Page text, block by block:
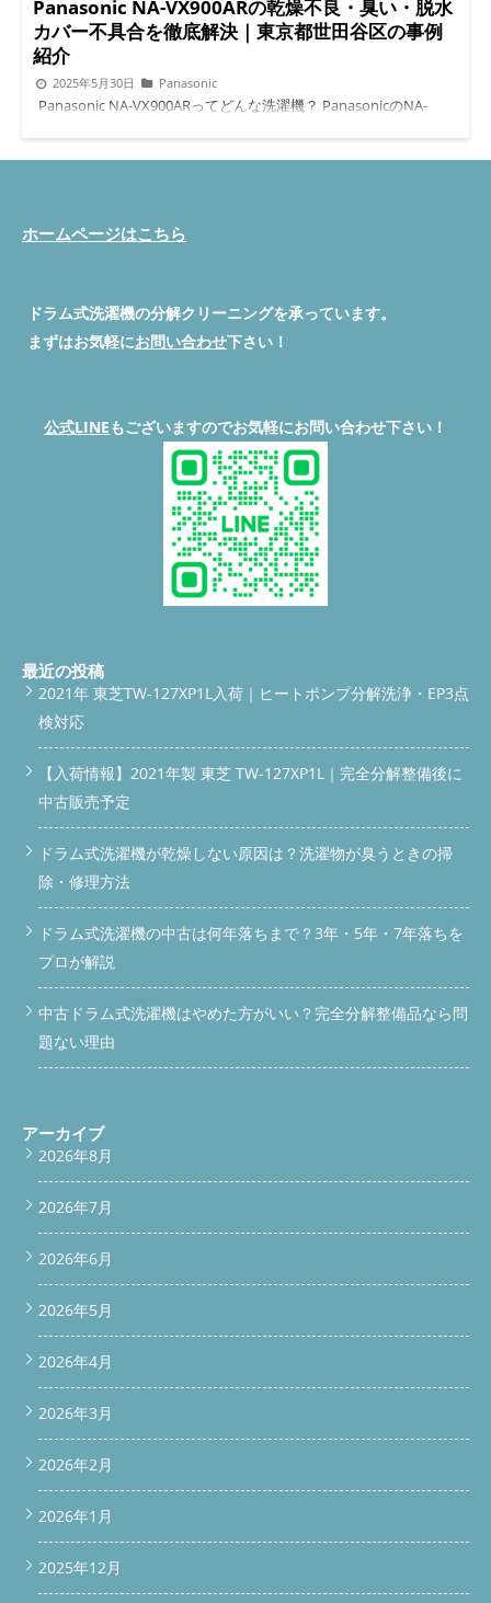
Panasonic NA-VX900ARの乾燥不良・臭い・脱水
カバー不具合を徹底解決｜東京都世田谷区の事例
紹介
2025年5月30日 Panasonic
Panasonic NA-VX900ARってどんな洗濯機？ PanasonicのNA-
とのご相談を受けた事例をご紹介します。特にこの型番で起きや
でした： ダクトの詰まり（ホコリの蓄積） フィルター部分に風
が通っていない 脱水カバーの劣化による動作不良 この3点をしっ
かりクリーニング・部品交換することで、乾燥力が元通りに復
社ブログ記事をご覧になってホームページからご連絡くださいま
した。 お写真と症状をメールでお送りいただき、こちらで事前
にチェックしたところ、脱水カバーの不具合が疑われたため部品
のお見積りを先にご案内。 事前診断があることで、お客様にも
「当日どうなるか不安」という気持ちを減らしていただけます。
作業前の状態をチェック｜乾燥ができず臭いも発生 現地での確
認では、下記のような状態でした： 乾燥フィルターは掃除して
も風がほとんど出ていない ダクト内部に大量のホコリが詰まっ
ている ドラム槽内から湿ったような生乾き臭 脱水カバーが破損
し、うまく排水できていない状態 これでは乾燥どころか、洗濯
いただけます： 洗濯機本体 ダクト埃詰まり ダクト内はホコリが
ぎっしり。これでは温風が通らず、乾燥できないのも当然です。
カバーダクト内部埃詰まり 内部はホコリの塊がびっしり。乾燥
中の焦げ臭さや効きの悪さの原因です。 ダクト清掃後 詰まりを
すべて除去し、内部までピカピカに。風の通り道が復活しまし
た！ 脱水カバー不具合箇所 カバーに破損が見られ、脱水のバラ
ンスが崩れやすくなっていました。これが臭いの元にも。 脱水
カバー交換前 脱水カバー交換後 新品の脱水カバーに交換。安定
して水が排出されるようになり、異音や臭いも解消です。 脱水
カバー切断処理 ドラム槽清掃前 洗濯槽の裏側には見えないカビ
や汚れが…。ここが臭いの温床になります。 ドラム槽清掃後 分
解してしっかり丸洗い！見えない部分まで徹底的に清掃しまし
は、脱水カバーのトラブルが地味に多い機種です。 今回も、部
品の一部が欠けており、脱水時にしっかり水が抜けきらない状態
い・臭い」が気になる方は早めの対処をおすすめします。 クリ
ーニングで新品のような乾燥力が復活！ 内部ダクト・ファン周
り・フィルター・ドラム槽の徹底清掃により、乾燥時間は通常通
満足いただけました。 作業完了後も安心のアフターフォロー 作
業後には、清掃・交換したパーツの写真をお見せしながら、今後
の使い方やお手入れ方法をアドバイス。 必要に応じて、次回の
クリーニング時期や注意点もお伝えしています。お客様からは
「こんなに丁寧にやってもらえるとは思わなかった」とのお声
も。 今回の施工エリア：東京都世田谷区 本事例は東京都世田谷
区マンションのお客様宅で対応させていただきました。 当店で
は、入間市を拠点に、東京・神奈川・埼玉・群馬エリアまで対応
しております。「Panasonicのドラム式で困っている」「同じ症
状かも…」という方も、どうぞお気軽にご相談ください！ お問い
合わせはこちら（タップで発信・送信OK）
お電話でのお問い
合わせこちらをタップで電話する
ちらをタップでメール送信
乾かないのはなぜ？A. フィルターだけでなく、内部のダクトやフ
ァン、さらには脱水カバーの不具合が原因になっていることがあ
ります。外側から見えない場所の汚れが乾燥力を落とすケースが
多いです。 Q. 乾燥だけの不調でも分解クリーニングは必要？A.
存しているため、乾燥不良＝分解清掃が必要なサインとも言えま
す。 Q. 脱水カバーの交換費用はどのくらい？A. 部品代や交換作
業込みで、機種や状態により異なりますが、事前見積りにてご案
ホームページはこちら
ドラム式洗濯機の分解クリーニングを承っています。
まずはお気軽にお問い合わせ下さい！
公式LINEもございますのでお気軽にお問い合わせ下さい！
最近の投稿
2021年 東芝TW-127XP1L入荷｜ヒートポンプ分解洗浄・EP3点
検対応
【入荷情報】2021年製 東芝 TW-127XP1L｜完全分解整備後に
中古販売予定
ドラム式洗濯機が乾燥しない原因は？洗濯物が臭うときの掃
除・修理方法
ドラム式洗濯機の中古は何年落ちまで？3年・5年・7年落ちを
プロが解説
中古ドラム式洗濯機はやめた方がいい？完全分解整備品なら問
題ない理由
アーカイブ
2026年8月
2026年7月
2026年6月
2026年5月
2026年4月
2026年3月
2026年2月
2026年1月
2025年12月